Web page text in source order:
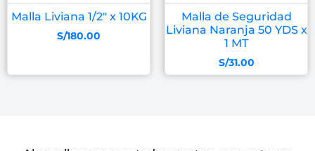
Malla Liviana 1/2″ x 10KG
S/180.00
Malla de Seguridad
Liviana Naranja 50 YDS x
1 MT
S/31.00